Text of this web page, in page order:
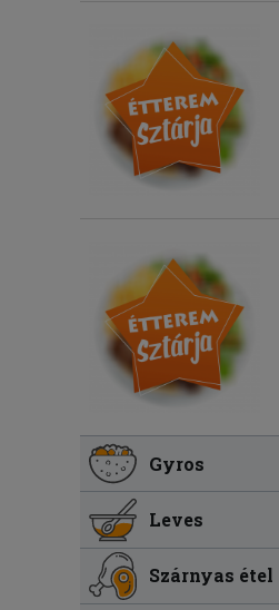
Gyros
Leves
Szárnyas étel